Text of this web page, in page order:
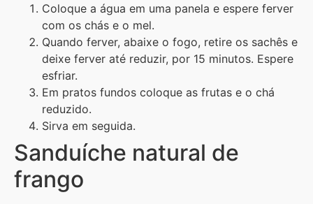
Coloque a água em uma panela e espere ferver
com os chás e o mel.
Quando ferver, abaixe o fogo, retire os sachês e
deixe ferver até reduzir, por 15 minutos. Espere
esfriar.
Em pratos fundos coloque as frutas e o chá
reduzido.
Sirva em seguida.
Sanduíche natural de
frango